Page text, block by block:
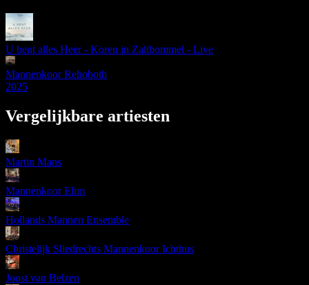
U bent alles Heer - Koren in Zaltbommel - Live
Mannenkoor Rehoboth
2025
Vergelijkbare artiesten
Martin Mans
Mannenkoor Elim
Hollands Mannen Ensemble
Christelijk Sliedrechts Mannenkoor Ichthus
Joost van Belzen